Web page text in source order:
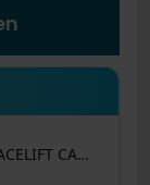
LM18 NAVI